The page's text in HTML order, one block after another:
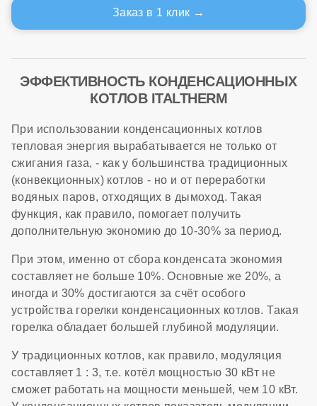
Заказ в 1 клик
ЭФФЕКТИВНОСТЬ КОНДЕНСАЦИОННЫХ
КОТЛОВ ITALTHERM
При использовании конденсационных котлов
тепловая энергия вырабатывается не только от
сжигания газа, - как у большинства традиционных
(конвекционных) котлов - но и от переработки
водяных паров, отходящих в дымоход. Такая
функция, как правило, помогает получить
дополнительную экономию до 10-30% за период.
При этом, именно от сбора конденсата экономия
составляет не больше 10%. Основные же 20%, а
иногда и 30% достигаются за счёт особого
устройства горелки конденсационных котлов. Такая
горелка обладает большей глубиной модуляции.
У традиционных котлов, как правило, модуляция
составляет 1 : 3, т.е. котёл мощностью 30 кВт не
сможет работать на мощности меньшей, чем 10 кВт.